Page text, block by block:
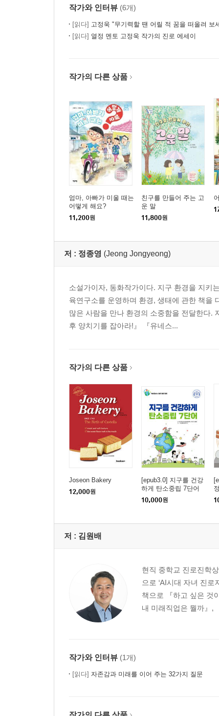
작가와 인터뷰 (6개)
[읽다] 고정욱 "무기력할 땐 어릴 적 꿈을 떠올려 보
[읽다] 열정 멘토 고정욱 작가의 진로 에세이
작가의 다른 상품
엄마, 아빠가 미울 때는
어떻게 해요?
11,200원
친구를 만들어 주는 고
운 말
11,800원
저 : 정종영 (Jeong Jongyeong)
소설가이자, 동화작가이다. 지구 환경을 지키
육연구소를 운영하며 환경, 생태에 관한 책을
많은 사람을 만나 환경의 소중함을 전달한다.
후 양치기를 잡아라!』 『유네스...
작가의 다른 상품
Joseon Bakery
12,000원
[epub3.0] 지구를 건강
하게 탄소중립 7단어
(장애인 접근성 전자책)
10,000원
저 : 김원배
현직 중학교 진로진학
으로 ‘AI시대 자녀 진로
책으로 『하고 싶은 것
내 미래직업은 뭘까』,
작가와 인터뷰 (1개)
[읽다] 자존감과 미래를 이어 주는 32가지 질문